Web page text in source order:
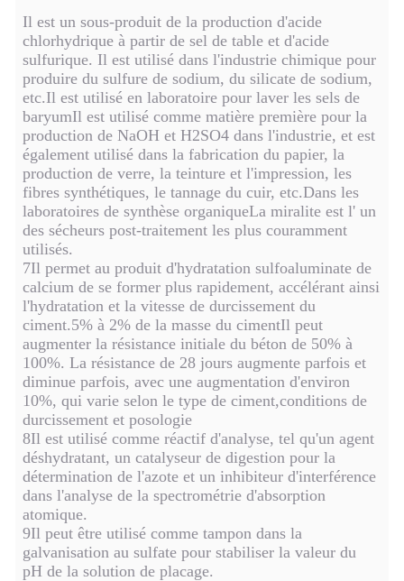
Il est un sous-produit de la production d'acide
chlorhydrique à partir de sel de table et d'acide
sulfurique. Il est utilisé dans l'industrie chimique pour
produire du sulfure de sodium, du silicate de sodium,
etc.Il est utilisé en laboratoire pour laver les sels de
baryumIl est utilisé comme matière première pour la
production de NaOH et H2SO4 dans l'industrie, et est
également utilisé dans la fabrication du papier, la
production de verre, la teinture et l'impression, les
fibres synthétiques, le tannage du cuir, etc.Dans les
laboratoires de synthèse organiqueLa miralite est l' un
des sécheurs post-traitement les plus couramment
utilisés.
7Il permet au produit d'hydratation sulfoaluminate de
calcium de se former plus rapidement, accélérant ainsi
l'hydratation et la vitesse de durcissement du
ciment.5% à 2% de la masse du cimentIl peut
augmenter la résistance initiale du béton de 50% à
100%. La résistance de 28 jours augmente parfois et
diminue parfois, avec une augmentation d'environ
10%, qui varie selon le type de ciment,conditions de
durcissement et posologie
8Il est utilisé comme réactif d'analyse, tel qu'un agent
déshydratant, un catalyseur de digestion pour la
détermination de l'azote et un inhibiteur d'interférence
dans l'analyse de la spectrométrie d'absorption
atomique.
9Il peut être utilisé comme tampon dans la
galvanisation au sulfate pour stabiliser la valeur du
pH de la solution de placage.